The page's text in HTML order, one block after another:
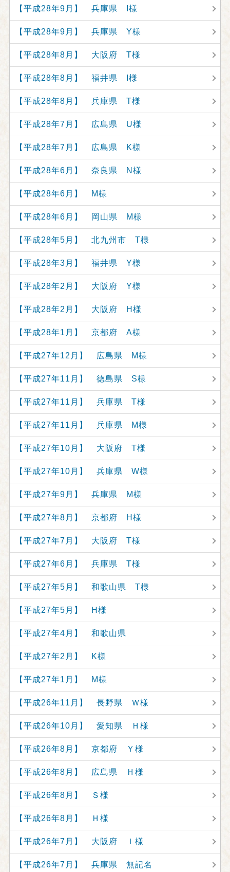
【平成28年9月】 兵庫県 I様
【平成28年9月】 兵庫県 Y様
【平成28年8月】 大阪府 T様
【平成28年8月】 福井県 I様
【平成28年8月】 兵庫県 T様
【平成28年7月】 広島県 U様
【平成28年7月】 広島県 K様
【平成28年6月】 奈良県 N様
【平成28年6月】 M様
【平成28年6月】 岡山県 M様
【平成28年5月】 北九州市 T様
【平成28年3月】 福井県 Y様
【平成28年2月】 大阪府 Y様
【平成28年2月】 大阪府 H様
【平成28年1月】 京都府 A様
【平成27年12月】 広島県 M様
【平成27年11月】 徳島県 S様
【平成27年11月】 兵庫県 T様
【平成27年11月】 兵庫県 M様
【平成27年10月】 大阪府 T様
【平成27年10月】 兵庫県 W様
【平成27年9月】 兵庫県 M様
【平成27年8月】 京都府 H様
【平成27年7月】 大阪府 T様
【平成27年6月】 兵庫県 T様
【平成27年5月】 和歌山県 T様
【平成27年5月】 H様
【平成27年4月】 和歌山県
【平成27年2月】 K様
【平成27年1月】 M様
【平成26年11月】 長野県 Ｗ様
【平成26年10月】 愛知県 Ｈ様
【平成26年8月】 京都府 Ｙ様
【平成26年8月】 広島県 Ｈ様
【平成26年8月】 Ｓ様
【平成26年8月】 Ｈ様
【平成26年7月】 大阪府 Ｉ様
【平成26年7月】 兵庫県 無記名